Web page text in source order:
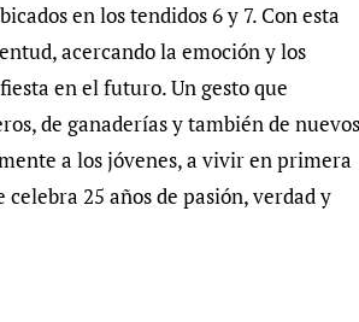
en los tendidos 6 y 7. Con esta
acercando la emoción y los
en el futuro. Un gesto que
de ganaderías y también de nuevos
a los jóvenes, a vivir en primera
25 años de pasión, verdad y